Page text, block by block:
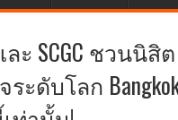
ะ SCGC ชวนนิ
ะดับโลก Bangkok